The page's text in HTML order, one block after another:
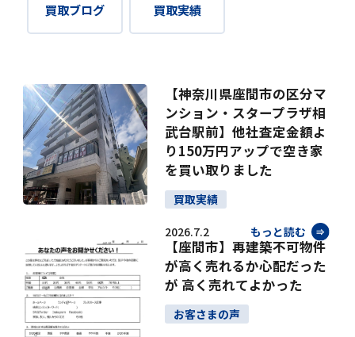
買取ブログ 買取実績
【神奈川県座間市の区分マ
ンション・スタープラザ相
武台駅前】他社査定金額よ
り150万円アップで空き家
を買い取りました
買取実績
2026.7.2 もっと読む
【座間市】再建築不可物件
が高く売れるか心配だった
が 高く売れてよかった
お客さまの声